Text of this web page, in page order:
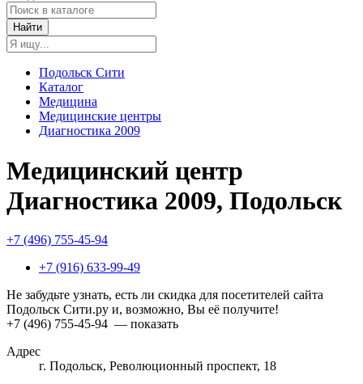
Найти
Подольск Сити
Каталог
Медицина
Медицинские центры
Диагностика 2009
Медицинский центр
Диагностика 2009, Подольск
+7 (496) 755-45-94
+7 (916) 633-99-49
Не забудьте узнать, есть ли скидка для посетителей сайта
Подольск Сити.ру и, возможно, Вы её получите!
+7 (496) 755-45-94 — показать
Адрес
г. Подольск, Революционный проспект, 18